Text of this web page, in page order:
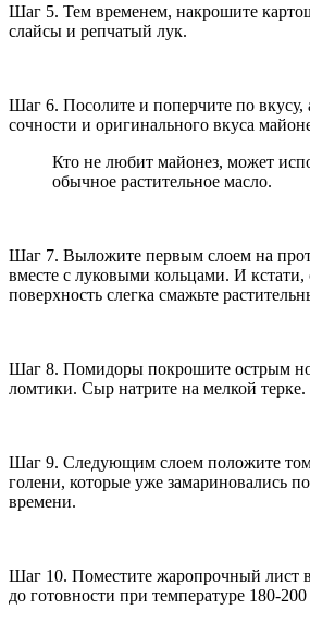
Шаг 5. Тем временем, накрошите
слайсы и репчатый лук.
Шаг 6. Посолите и поперчите по вкусу,
сочности и оригинального вкуса
Кто не любит майонез, может
обычное растительное масло.
Шаг 7. Выложите первым слоем на
вместе с луковыми кольцами. И
поверхность слегка смажьте
Шаг 8. Помидоры покрошите острым
ломтики. Сыр натрите на мелкой терке.
Шаг 9. Следующим слоем положите
голени, которые уже замариновались
времени.
Шаг 10. Поместите жаропрочный лист в
до готовности при температуре 180-